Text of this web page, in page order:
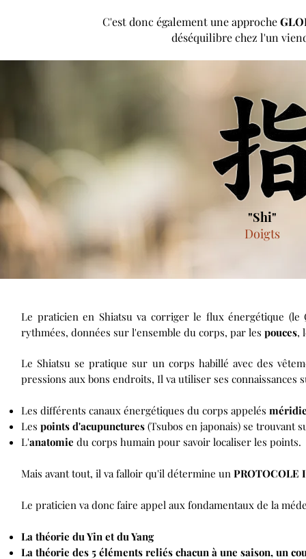
C'est donc également une approche
déséquilibre chez l'un
"Shi"
Doigts
Le praticien en Shiatsu va corriger le flux énergétique
rythmées, données sur l'ensemble du corps, par les pouces,
Le Shiatsu se pratique sur un corps habillé avec des
pressions aux bons endroits, Il va utiliser ses connaissances
Les différents canaux énergétiques du corps appelés
Les points d'acupunctures (Tsubos en japonais) se trouvant
L'anatomie du corps humain pour savoir localiser les points.
Mais avant tout, il va falloir qu'il détermine un PROTOCOLE
Le praticien va donc faire appel aux fondamentaux de la
La théorie du Yin et du Yang
La théorie des 5 éléments reliés chacun à une saison, un